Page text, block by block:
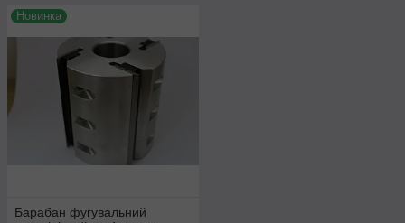
Новинка
Барабан фугувальний